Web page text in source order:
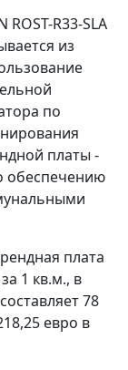
R33-SLA
из
по
платы -
обеспечению
плата
1 кв.м., в
78
евро в